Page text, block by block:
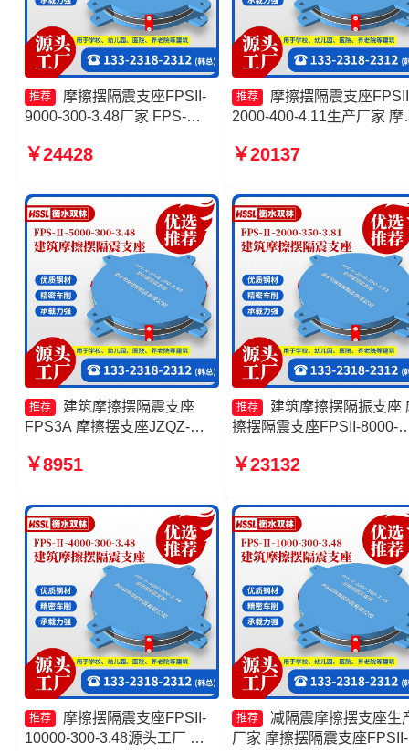
推荐
摩擦摆隔震支座FPSII-
9000-300-3.48厂家 FPS-
摩擦隔震支座厂家 建筑摩擦摆
￥24428
推荐
摩擦摆隔震支座
2000-400-4.11生产厂家 摩
4.11生产厂家 建筑摩擦摆
10000-350-3.81厂家
￥20137
推荐
建筑摩擦摆隔震支座
FPS3A 摩擦摆支座JZQZ-
座厂家 摩擦支座源头工厂
￥8951
推荐
建筑摩擦摆隔振支座
擦摆隔震支座FPSII-8000-
支座FPSII-1000-400-4.11
￥23132
推荐
摩擦摆隔震支座FPSII-
10000-300-3.48源头工厂 摩
推荐
减隔震摩擦摆支座生
厂家 摩擦摆隔震支座FPSII-